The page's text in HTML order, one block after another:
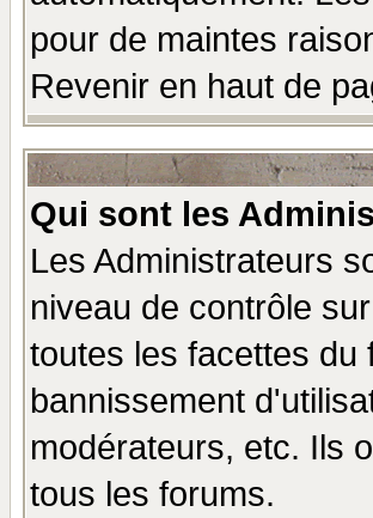
pour de maintes
Revenir en haut de
Qui sont les
Les Administrateurs
niveau de contrôle
toutes les facettes du
bannissement
modérateurs, etc. Ils
tous les forums.